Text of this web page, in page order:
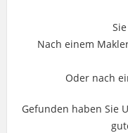
Nach einem
Oder nach
Gefunden haben Sie